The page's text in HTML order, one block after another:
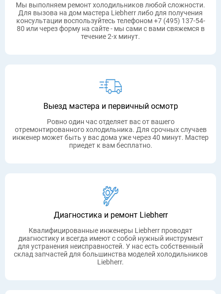
Мы выполняем ремонт холодильников любой сложности.
Для вызова на дом мастера Liebherr либо для получения
консультации воспользуйтесь телефоном+7 (495) 137-54-
80 или через форму на сайте - мы сами с вами свяжемся в
течение 2-х минут.
Выезд мастера и первичный осмотр
Ровно один час отделяет вас от вашего
отремонтированного холодильника. Для срочных случаев
инженер может быть у вас дома уже через 40 минут. Мастер
приедет к вам бесплатно.
Диагностика и ремонт Liebherr
Квалифицированные инженеры Liebherr проводят
диагностику и всегда имеют с собой нужный инструмент
для устранения неисправностей. У нас есть собственный
склад запчастей для большинства моделей холодильников
Liebherr.